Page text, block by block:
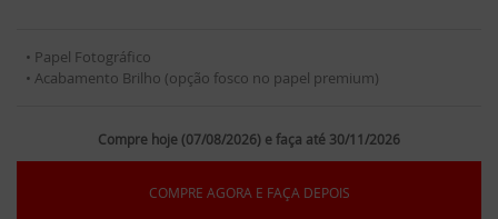
• Papel Fotográfico
• Acabamento Brilho (opção fosco no papel premium)
Compre hoje (07/08/2026) e faça até 30/11/2026
COMPRE AGORA E FAÇA DEPOIS